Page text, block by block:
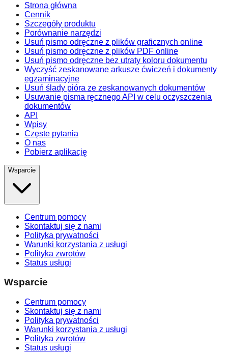
Strona główna
Cennik
Szczegóły produktu
Porównanie narzędzi
Usuń pismo odręczne z plików graficznych online
Usuń pismo odręczne z plików PDF online
Usuń pismo odręczne bez utraty koloru dokumentu
Wyczyść zeskanowane arkusze ćwiczeń i dokumenty
egzaminacyjne
Usuń ślady pióra ze zeskanowanych dokumentów
Usuwanie pisma ręcznego API w celu oczyszczenia
dokumentów
API
Wpisy
Częste pytania
O nas
Pobierz aplikację
Wsparcie
Centrum pomocy
Skontaktuj się z nami
Polityka prywatności
Warunki korzystania z usługi
Polityka zwrotów
Status usługi
Wsparcie
Centrum pomocy
Skontaktuj się z nami
Polityka prywatności
Warunki korzystania z usługi
Polityka zwrotów
Status usługi